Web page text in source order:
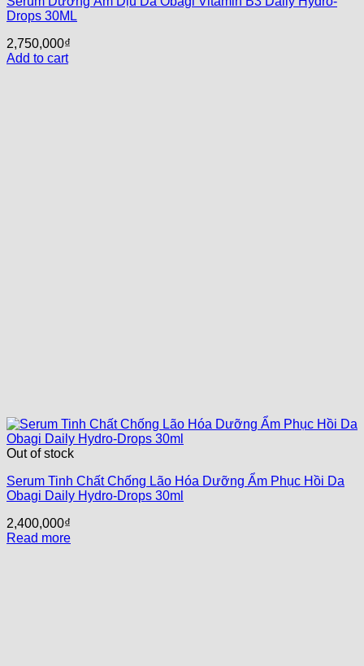
Drops 30ML
2,750,000₫
Add to cart
Out of stock
Serum Tinh Chất Chống Lão Hóa Dưỡng Ẩm Phục Hồi Da
Obagi Daily Hydro-Drops 30ml
2,400,000₫
Read more